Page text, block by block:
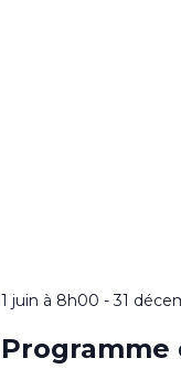
1 juin à 8h00 -31
Programme